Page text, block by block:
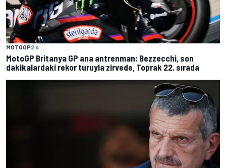
MOTOGP2 s
MotoGP Britanya GP ana antrenman: Bezzecchi, son
dakikalardaki rekor turuyla zirvede, Toprak 22. sırada